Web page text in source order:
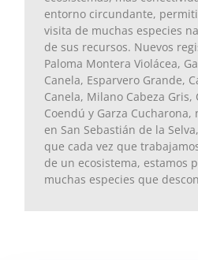
entorno circundante,
visita de muchas especies
de sus recursos. Nuevos
Paloma Montera Violácea,
Canela, Esparvero Grande,
Canela, Milano Cabeza
Coendú y Garza
en San Sebastián de la
que cada vez que
de un ecosistema, estamos
muchas especies que